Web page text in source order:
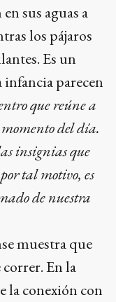
sus aguas a
los pájaros
Es un
parecen
que reúne a
del día.
insignias que
tal motivo, es
de nuestra
muestra que
En la
la conexión con